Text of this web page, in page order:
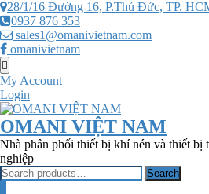
Skip
to
content
28/1/16 Đường 16, P.Thủ Đức, TP.
0937 876 353
sales1@omanivietnam.com
omanivietnam
Topbar
Menu
My Account
Login
OMANI VIỆT NAM
Nhà phân phối thiết bị khí nén và thiết bị
nghiệp
Search
Search